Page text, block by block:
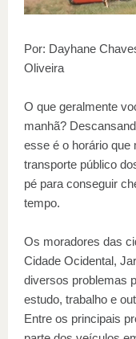
Por: Dayhane
Oliveira
O que geralmente
manhã?
esse é o horário que
transporte público
pé para conseguir
tempo.
Os moradores das
Cidade Ocidental,
diversos problemas
estudo, trabalho e
Entre os principais